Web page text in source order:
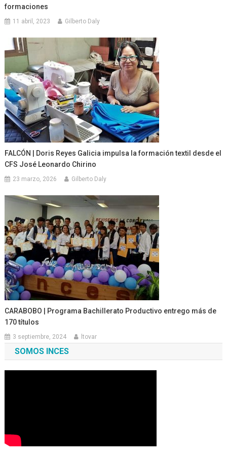
formaciones
11 abril, 2023 Gilberto Daly
FALCÓN | Doris Reyes Galicia impulsa la formación textil desde el
CFS José Leonardo Chirino
23 marzo, 2026 Gilberto Daly
CARABOBO | Programa Bachillerato Productivo entrego más de
170 títulos
3 septiembre, 2024 ltovar
SOMOS INCES